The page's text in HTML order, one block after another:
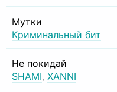
Мутки
Криминальный бит
Не покидай
SHAMI, XANNI